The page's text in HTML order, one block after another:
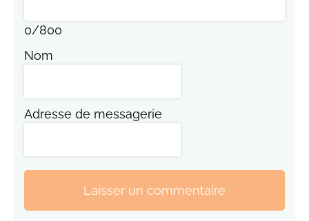
0/800
Nom
Adresse de messagerie
Laisser un commentaire